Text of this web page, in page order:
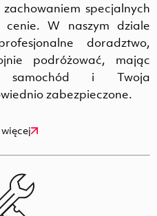
specjalnych
W naszym dziale
doradztwo,
podróżować, mając
i Twoja
zabezpieczone.